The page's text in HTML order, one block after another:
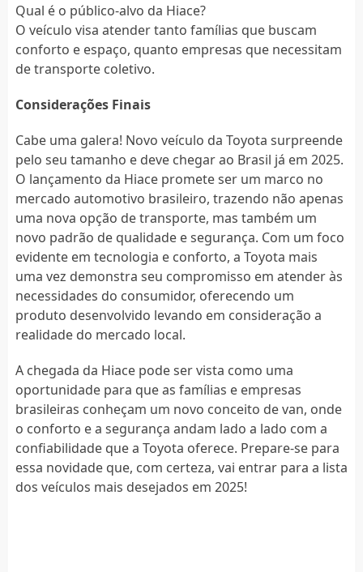
Qual é o público-alvo da Hiace?
O veículo visa atender tanto famílias que buscam
conforto e espaço, quanto empresas que necessitam
de transporte coletivo.
Considerações Finais
Cabe uma galera! Novo veículo da Toyota surpreende
pelo seu tamanho e deve chegar ao Brasil já em 2025.
O lançamento da Hiace promete ser um marco no
mercado automotivo brasileiro, trazendo não apenas
uma nova opção de transporte, mas também um
novo padrão de qualidade e segurança. Com um foco
evidente em tecnologia e conforto, a Toyota mais
uma vez demonstra seu compromisso em atender às
necessidades do consumidor, oferecendo um
produto desenvolvido levando em consideração a
realidade do mercado local.
A chegada da Hiace pode ser vista como uma
oportunidade para que as famílias e empresas
brasileiras conheçam um novo conceito de van, onde
o conforto e a segurança andam lado a lado com a
confiabilidade que a Toyota oferece. Prepare-se para
essa novidade que, com certeza, vai entrar para a lista
dos veículos mais desejados em 2025!